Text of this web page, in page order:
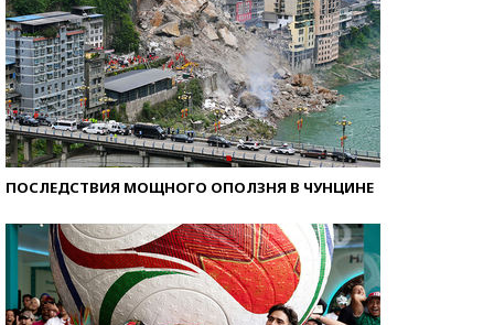
ПОСЛЕДСТВИЯ МОЩНОГО ОПОЛЗНЯ В ЧУНЦИНЕ